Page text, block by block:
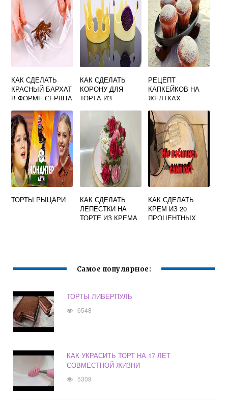
КАК СДЕЛАТЬ
КРАСНЫЙ БАРХАТ
В ФОРМЕ СЕРДЦА
КАК СДЕЛАТЬ
КОРОНУ ДЛЯ
ТОРТА ИЗ
РЕЦЕПТ
КАПКЕЙКОВ НА
ЖЕЛТКАХ
ТОРТЫ РЫЦАРИ
КАК СДЕЛАТЬ
ЛЕПЕСТКИ НА
ТОРТЕ ИЗ КРЕМА
КАК СДЕЛАТЬ
КРЕМ ИЗ 20
ПРОЦЕНТНЫХ
Самое популярное:
ТОРТЫ ЛИВЕРПУЛЬ
6548
КАК УКРАСИТЬ ТОРТ НА 17 ЛЕТ
СОВМЕСТНОЙ ЖИЗНИ
5308